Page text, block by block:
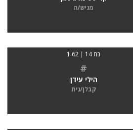
מגיש/ה
בת 14 | 1.62
#
הילי עידן
קבלן/נית